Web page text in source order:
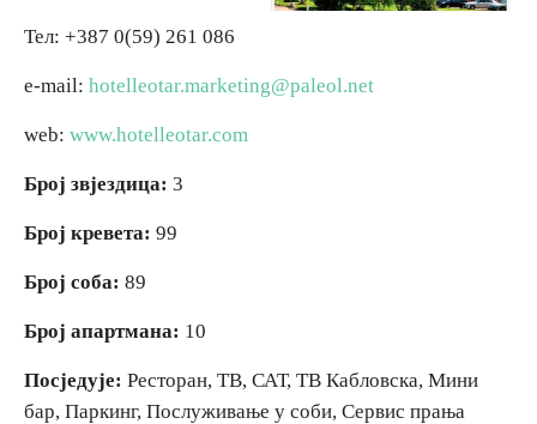
Авантура
Еко туризам
Гастрономија
Лов и риболов
Тел: +387 0(59) 261 086
e-mail: hotelleotar.marketing@paleol.net
web: www.hotelleotar.com
Број звјездица: 3
Број кревета: 99
Број соба: 89
Број апартмана: 10
Посједује: Ресторан, ТВ, САТ, ТВ Кабловска, Мини
бар, Паркинг, Послуживање у соби, Сервис прања
Авантура
Еко туризам
Гастрономија
Лов и риболов